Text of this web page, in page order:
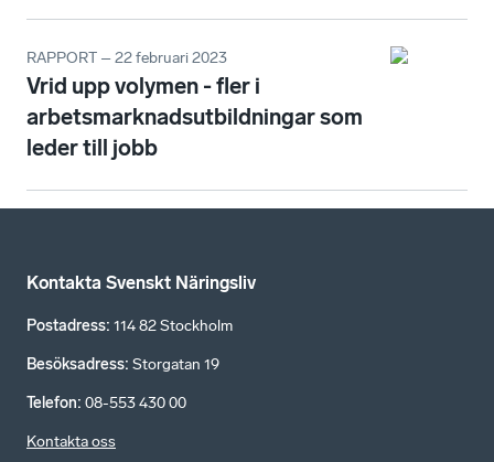
RAPPORT – 22 februari 2023
Vrid upp volymen - fler i
arbetsmarknadsutbildningar som
leder till jobb
Kontakta Svenskt Näringsliv
Postadress: 114 82 Stockholm
Besöksadress: Storgatan 19
Telefon: 08-553 430 00
Kontakta oss